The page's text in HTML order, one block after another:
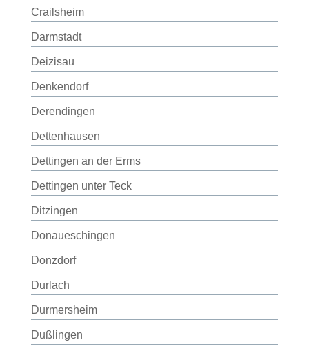
Crailsheim
Darmstadt
Deizisau
Denkendorf
Derendingen
Dettenhausen
Dettingen an der Erms
Dettingen unter Teck
Ditzingen
Donaueschingen
Donzdorf
Durlach
Durmersheim
Dußlingen